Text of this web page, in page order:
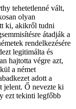
tehetetlenné vált,
olyan
ki, akikről tudni
átadják a
rendelkezésére
legitimálta és
hajtotta végre azt,
a német
adott a
jelent. Ő nevezte ki
ezt tekinti legfőbb